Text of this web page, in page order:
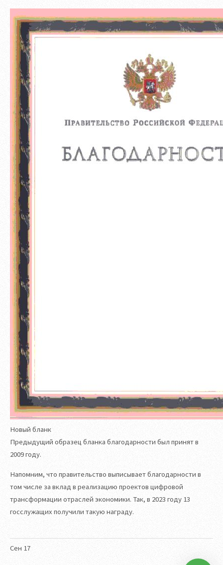
Сен 17
Новый бланк
Предыдущий образец бланка благодарности был принят в
2009 году.
Напомним, что правительство выписывает благодарности в
том числе за вклад в реализацию проектов цифровой
трансформации отраслей экономики. Так, в 2023 году 13
госслужащих получили такую награду.